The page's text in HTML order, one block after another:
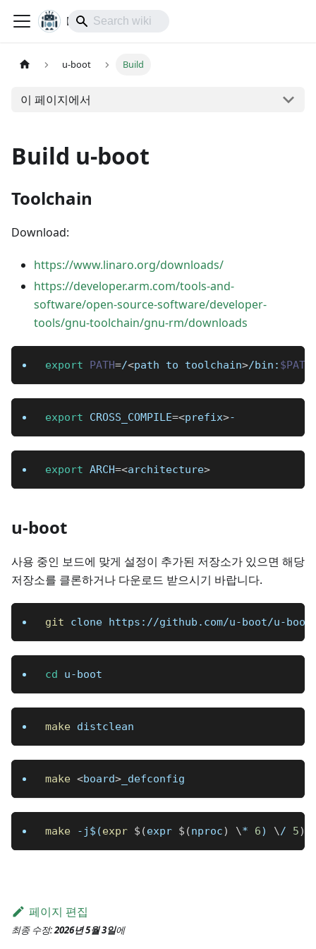
lol-IoT
u-boot Build
이 페이지에서
Build u-boot
Toolchain
Download:
https://www.linaro.org/downloads/
https://developer.arm.com/tools-and-
software/open-source-software/developer-
tools/gnu-toolchain/gnu-rm/downloads
export PATH=/<path to toolchain>/bin: $PATH
export CROSS_COMPILE=<prefix>-
export ARCH=<architecture>
u-boot
사용 중인 보드에 맞게 설정이 추가된 저장소가 있으면 해당
저장소를 클론하거나 다운로드 받으시기 바랍니다.
git clone https://github.com/u-boot/u-
cd u-boot
make distclean
make <board> _defconfig
make -j $(expr $(expr $(nproc) \* 6) \/ 5)
페이지 편집
최종 수정:2026년 5월 3일에